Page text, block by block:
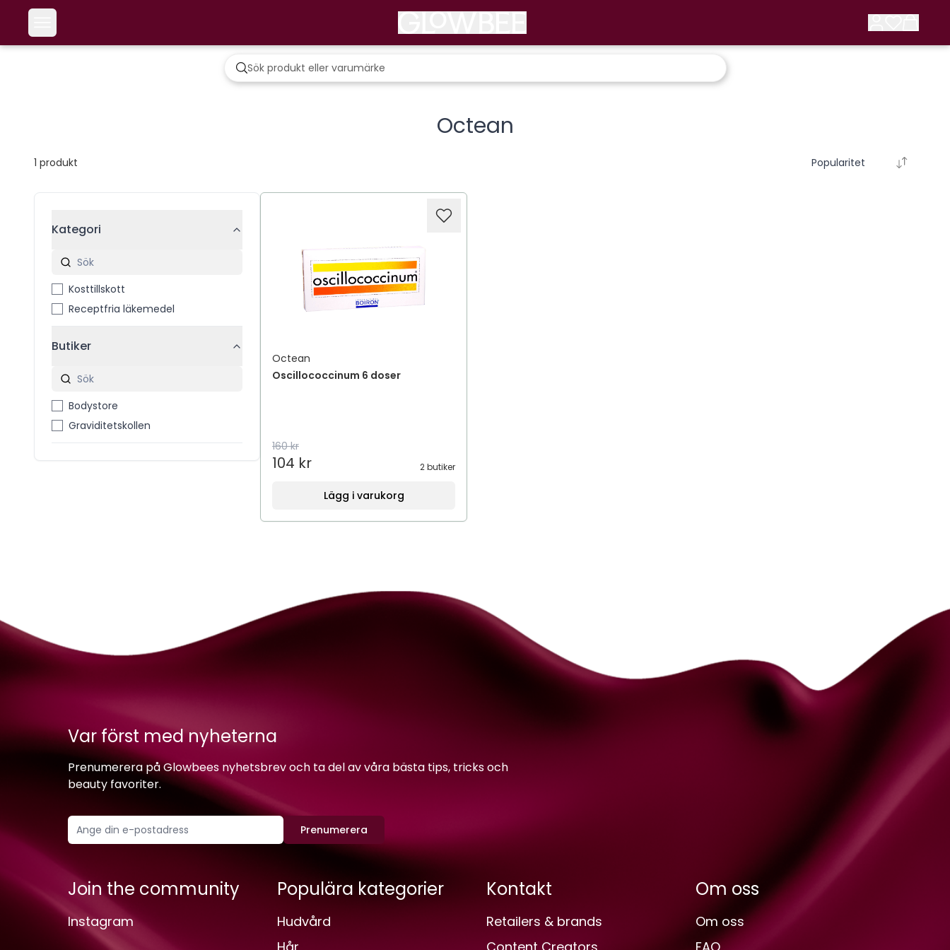
Octean
1 produkt Popularitet
Kategori
Kosttillskott
Receptfria läkemedel
Butiker
Bodystore
Graviditetskollen
Octean
Oscillococcinum 6 doser
160 kr
104 kr 2 butiker
Lägg i varukorg
Var först med nyheterna
Prenumerera på Glowbees nyhetsbrev och ta del av våra bästa tips, tricks och
beauty favoriter.
Prenumerera
Join the community
Instagram
Populära kategorier
Hudvård
Kontakt
Retailers & brands
Om oss
Om oss